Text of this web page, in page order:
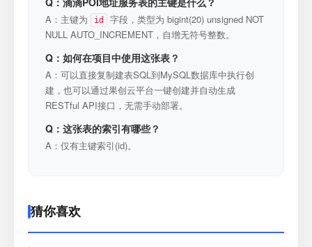
A：主键为 id
字段，类型为 bigint(20) unsigned NOT
NULL AUTO_INCREMENT，自增无符号整数。
Q：如何在项目中使用这张表？
A：可以直接复制建表SQL到MySQL数据库中执行创
建，也可以通过果创云平台一键创建并自动生成
RESTful API接口，无需手动部署。
Q：这张表的索引有哪些？
A：仅有主键索引(id)。
猜你喜欢